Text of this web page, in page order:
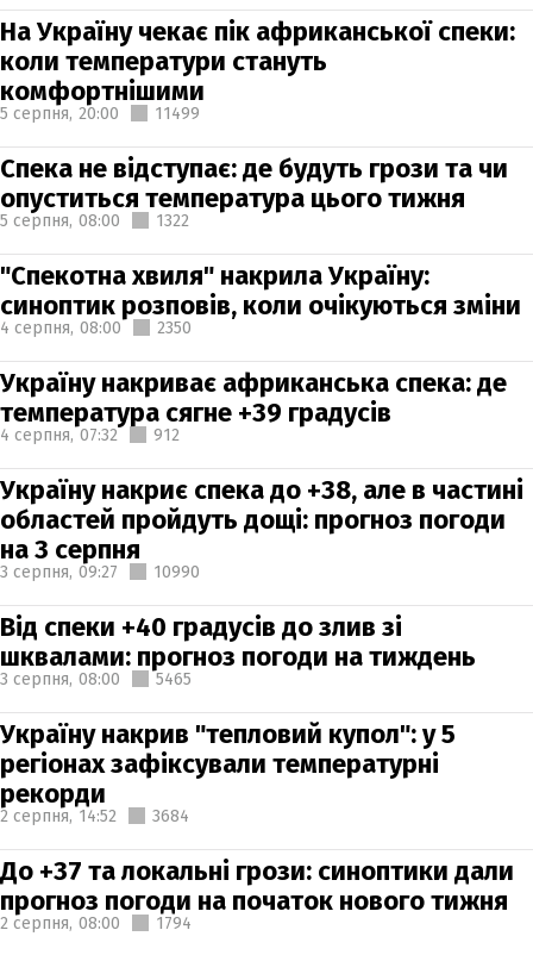
На Україну чекає пік африканської спеки:
коли температури стануть
комфортнішими
5 серпня, 20:00 11499
Спека не відступає: де будуть грози та чи
опуститься температура цього тижня
5 серпня, 08:00 1322
"Спекотна хвиля" накрила Україну:
синоптик розповів, коли очікуються зміни
4 серпня, 08:00 2350
Україну накриває африканська спека: де
температура сягне +39 градусів
4 серпня, 07:32 912
Україну накриє спека до +38, але в частині
областей пройдуть дощі: прогноз погоди
на 3 серпня
3 серпня, 09:27 10990
Від спеки +40 градусів до злив зі
шквалами: прогноз погоди на тиждень
3 серпня, 08:00 5465
Україну накрив "тепловий купол": у 5
регіонах зафіксували температурні
рекорди
2 серпня, 14:52 3684
До +37 та локальні грози: синоптики дали
прогноз погоди на початок нового тижня
2 серпня, 08:00 1794